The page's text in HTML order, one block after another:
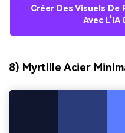
Créer Des Visuels
Avec
8) Myrtille Acier